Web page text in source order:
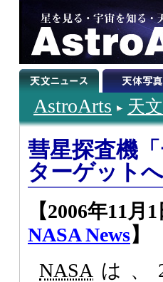
AstroArts 天
彗星探査機
ターゲットへ
【2006年11月1
NASA News】
NASA は、